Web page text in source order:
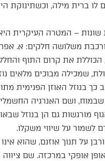
לו ברית מילה, וכשתינוקת
– המטרה העיקרית
משלושה חלקים: א.
את קרום התוף
שמכילה מבוכים מלאים
בנוזל האוזן הפנימית
ושם האנרגיה
מורגשות גם הן בנוזל
לשמור על שיווי משקלו.
על תנוך אוזנם, שהוא
אופקי במרכזה. שם